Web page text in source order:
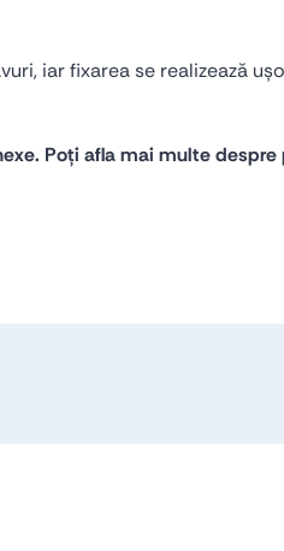
iar fixarea se realizează
Poți afla mai multe